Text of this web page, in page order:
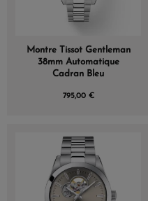
Montre Tissot Gentleman
38mm Automatique
Cadran Bleu
795,00 €